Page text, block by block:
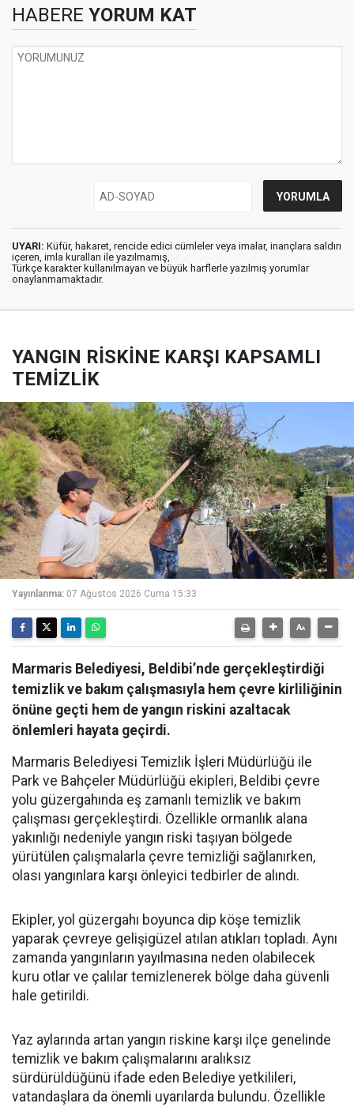
HABERE YORUM KAT
UYARI: Küfür, hakaret, rencide edici cümleler veya imalar, inançlara saldırı
içeren, imla kuralları ile yazılmamış,
Türkçe karakter kullanılmayan ve büyük harflerle yazılmış yorumlar
onaylanmamaktadır.
YANGIN RİSKİNE KARŞI KAPSAMLI
TEMİZLİK
Yayınlanma: 07 Ağustos 2026 Cuma 15:33
Marmaris Belediyesi, Beldibi’nde gerçekleştirdiği
temizlik ve bakım çalışmasıyla hem çevre kirliliğinin
önüne geçti hem de yangın riskini azaltacak
önlemleri hayata geçirdi.
Marmaris Belediyesi Temizlik İşleri Müdürlüğü ile
Park ve Bahçeler Müdürlüğü ekipleri, Beldibi çevre
yolu güzergahında eş zamanlı temizlik ve bakım
çalışması gerçekleştirdi. Özellikle ormanlık alana
yakınlığı nedeniyle yangın riski taşıyan bölgede
yürütülen çalışmalarla çevre temizliği sağlanırken,
olası yangınlara karşı önleyici tedbirler de alındı.
Ekipler, yol güzergahı boyunca dip köşe temizlik
yaparak çevreye gelişigüzel atılan atıkları topladı. Aynı
zamanda yangınların yayılmasına neden olabilecek
kuru otlar ve çalılar temizlenerek bölge daha güvenli
hale getirildi.
Yaz aylarında artan yangın riskine karşı ilçe genelinde
temizlik ve bakım çalışmalarını aralıksız
sürdürüldüğünü ifade eden Belediye yetkilileri,
vatandaşlara da önemli uyarılarda bulundu. Özellikle